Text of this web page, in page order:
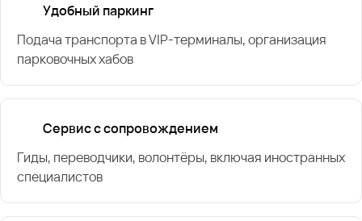
Удобный паркинг
Подача транспорта в VIP-терминалы, организация
парковочных хабов
Сервис с сопровождением
Гиды, переводчики, волонтёры, включая иностранных
специалистов